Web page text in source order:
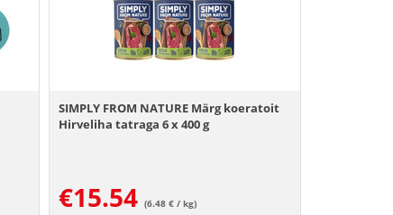
SIMPLY FROM NATURE Märg koeratoit
Hirveliha tatraga 6 x 400 g
€15.54 (6.48 € / kg)